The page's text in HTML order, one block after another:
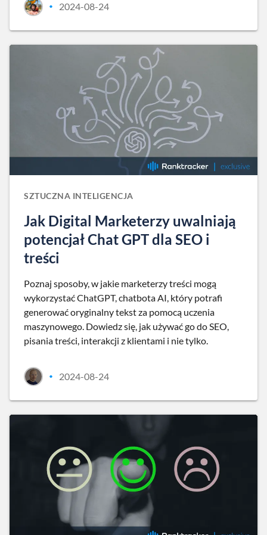
• 2024-08-24
SZTUCZNA INTELIGENCJA
Jak Digital Marketerzy uwalniają
potencjał Chat GPT dla SEO i
treści
Poznaj sposoby, w jakie marketerzy treści mogą
wykorzystać ChatGPT, chatbota AI, który potrafi
generować oryginalny tekst za pomocą uczenia
maszynowego. Dowiedz się, jak używać go do SEO,
pisania treści, interakcji z klientami i nie tylko.
• 2024-08-24